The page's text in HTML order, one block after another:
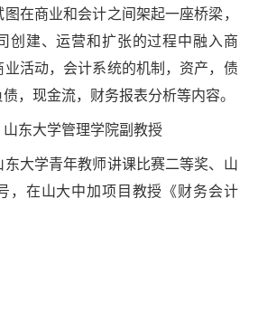
在商业和会计之间架起一座桥梁，
创建、运营和扩张的过程中融入商
活动，会计系统的机制，资产，债
，现金流，财务报表分析等内容。
山东大学管理学院副教授
大学青年教师讲课比赛二等奖、山
， 在山大中加项目教授《财务会计